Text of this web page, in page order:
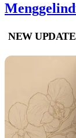
NEW UPDATE